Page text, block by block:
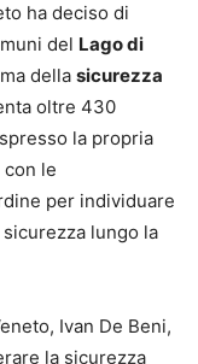
ha deciso di
del Lago di
della sicurezza
oltre 430
la propria
le
per individuare
lungo la
Ivan De Beni,
la sicurezza